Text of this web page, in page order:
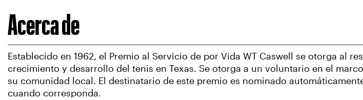
Acerca de
Establecido en 1962, el Premio al Servicio de por Vida WT Caswell se otorga al
crecimiento y desarrollo del tenis en Texas. Se otorga a un voluntario en el
su comunidad local. El destinatario de este premio es nominado
cuando corresponda.